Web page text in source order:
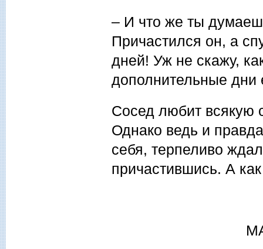
– И что же ты
Причастился он, а
дней! Уж не скажу,
дополнительные дни
Сосед любит всякую
Однако ведь и
себя, терпеливо
причастившись. А